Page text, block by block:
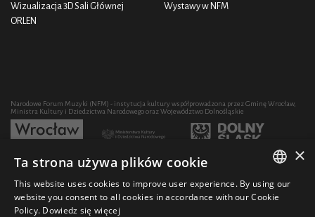
Wizualizacja 3D Sali Głównej
ORLEN
Wystawy w NFM
Narodowe Forum Muzyki (NFM) - instytucja kultury współprowadzona przez Gminę Wrocław,
Ministra Kultury i Dziedzictwa Narodowego oraz Województwo Dolnośląskie
Rozwój działalności artystycznej i edukacyjnej NFM poprzez zakup sprzętu współfinansowany
POLISH
×
Ta strona używa plików cookie
This website uses cookies to improve user experience. By using our
website you consent to all cookies in accordance with our Cookie
Policy. Dowiedz się więcej